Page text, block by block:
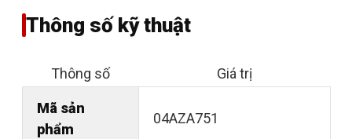
Thông số kỹ thuật
Thông số Giá trị
Mã sản
phẩm
04AZA751